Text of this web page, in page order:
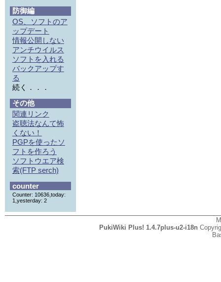
防御編
OS、ソフトのア
ップデート
情報公開しない
アンチウイルス
ソフトを入れる
バックアップす
る
続く．．．
その他
関連リンク
盗聴法なんて怖
くない！
PGPを使ったソ
フトを作ろう
ソフトウエア検
索(FTP serch)
counter
Counter: 10636,today:
1,yesterday: 2
PukiWiki Plus! 1.4.7plus-u2-i18n